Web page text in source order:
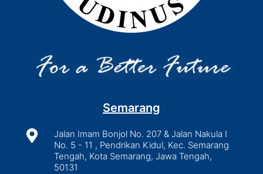
Semarang

Jalan Imam Bonjol No. 207 & Jalan Nakula I
No. 5 - 11 , Pendrikan Kidul, Kec. Semarang
Tengah, Kota Semarang, Jawa Tengah,
50131